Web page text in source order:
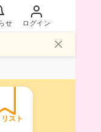
せ ログイン
スト